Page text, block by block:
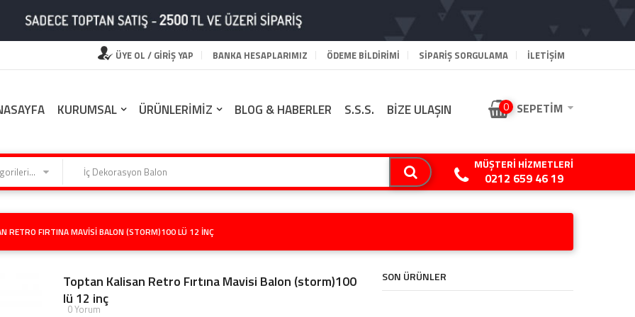
ÜYE OL / GİRİŞ YAP BANKA HESAPLARIMIZ ÖDEME BILDIRIMI SIPARIŞ SORGULAMA İLETİŞİM
KURUMSAL ÜRÜNLERİMİZ BLOG & HABERLER S.S.S. BİZE ULAŞIN 0 SEPETIM
Kategorilerimiz
MÜŞTERI HIZMETLERI
0212 659 46 19
RETRO FIRTINA MAVISI BALON (STORM)100 LÜ 12 INÇ
Toptan Kalisan Retro Fırtına Mavisi Balon (storm)100
lü 12 inç
0 Yorum
SON ÜRÜNLER